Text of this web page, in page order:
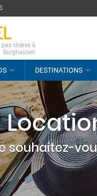
chères à
Burghausen
DESTINATIONS
souhaitez-